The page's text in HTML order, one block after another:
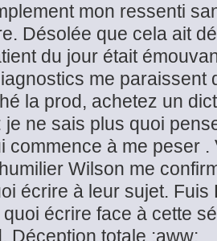
mon ressenti
Désolée que cela ait
du jour était
me paraissent
la prod, achetez un
ne sais plus quoi
commence à me peser
Wilson me
écrire à leur sujet.
écrire face à cette
Déception totale :aww: